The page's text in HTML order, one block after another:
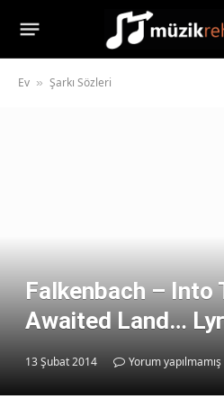
Ev » Şarkı Sözleri
Falkenbach – Into
Awaited Land…
13 Şubat 2014 Yorum yapılmamış